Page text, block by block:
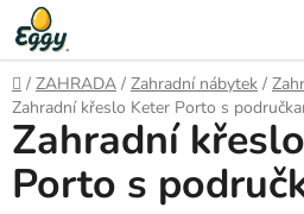
Přejít
na
obsah
Domů
/ ZAHRADA / Zahradní nábytek /
Zahradní křeslo Keter Porto s
Zahradní
Porto s